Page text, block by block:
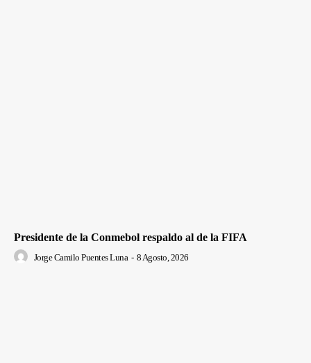
Presidente de la Conmebol respaldo al de la FIFA
Jorge Camilo Puentes Luna - 8 Agosto, 2026